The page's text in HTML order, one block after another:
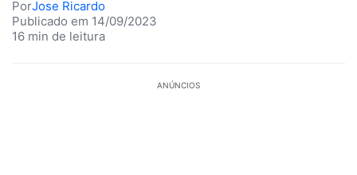
PorJose Ricardo
Publicado em 14/09/2023
16 min de leitura
ANÚNCIOS